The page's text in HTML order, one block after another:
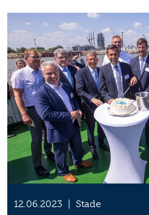
12.06.2023 Stade